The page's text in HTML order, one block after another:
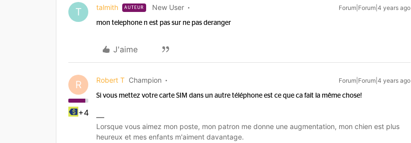
T talmith AUTEUR New User Forum|Forum|4 years ago
mon telephone n est pas sur ne pas deranger
J'aime
R
+4
Robert T Champion Forum|Forum|4 years ago
Si vous mettez votre carte SIM dans un autre téléphone est ce que ca fait la même chose!
Lorsque vous aimez mon poste, mon patron me donne une augmentation, mon chien est plus
heureux et mes enfants m'aiment davantage.